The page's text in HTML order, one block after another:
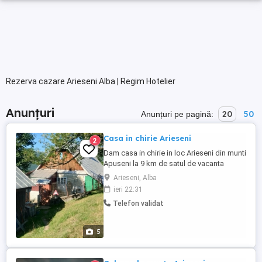
Rezerva cazare Arieseni Alba | Regim Hotelier
Anunțuri Anunțuri pe pagină: 20 50
5
2 Casa in chirie Arieseni
Dam casa in chirie in loc Arieseni din munti
Apuseni la 9 km de satul de vacanta
Virtop, pentru familie sau oameni
varstinici, cu toate utilitatile la dispozitie
intro zona foarte linistita si frumoasa cu
mult aer curat Cu grajd, cotet pentru porci
Arieseni, Alba
ieri 22:31
Telefon validat